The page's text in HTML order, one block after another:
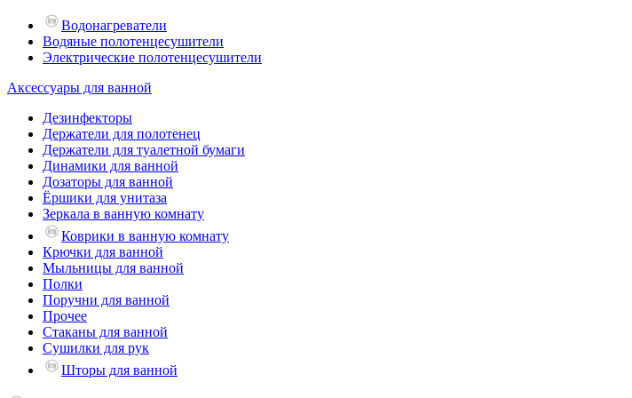
Водонагреватели
Водяные полотенцесушители
Электрические полотенцесушители
Аксессуары для ванной
Дезинфекторы
Держатели для полотенец
Держатели для туалетной бумаги
Динамики для ванной
Дозаторы для ванной
Ёршики для унитаза
Зеркала в ванную комнату
Коврики в ванную комнату
Крючки для ванной
Мыльницы для ванной
Полки
Поручни для ванной
Прочее
Стаканы для ванной
Сушилки для рук
Шторы для ванной